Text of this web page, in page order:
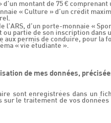
montant de 75 €
« Culture » d’un crédit
l’ARS, d’un porte-monnaie «
partie de son inscription dans
aux permis de conduire, pour la
« vie étudiante ».
de mes données,
sont enregistrées dans un
sur le traitement de vos